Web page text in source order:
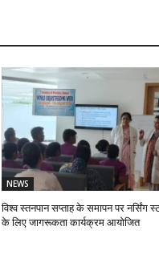
NEWS
विश्व स्तनपान सप्ताह के समापन पर नर्सिंग
के लिए जागरूकता कार्यक्रम आयोजित